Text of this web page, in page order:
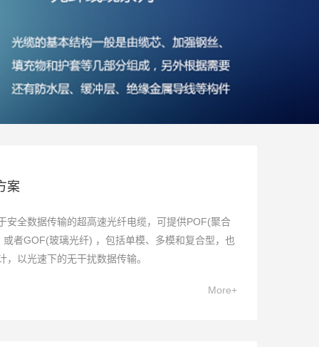
案
安全数据传输的超高速光纤电缆，可提供POF(聚合
者GOF(玻璃光纤) ，包括单模、多模和复合型，也
以光速下的无干扰数据传输。
More+